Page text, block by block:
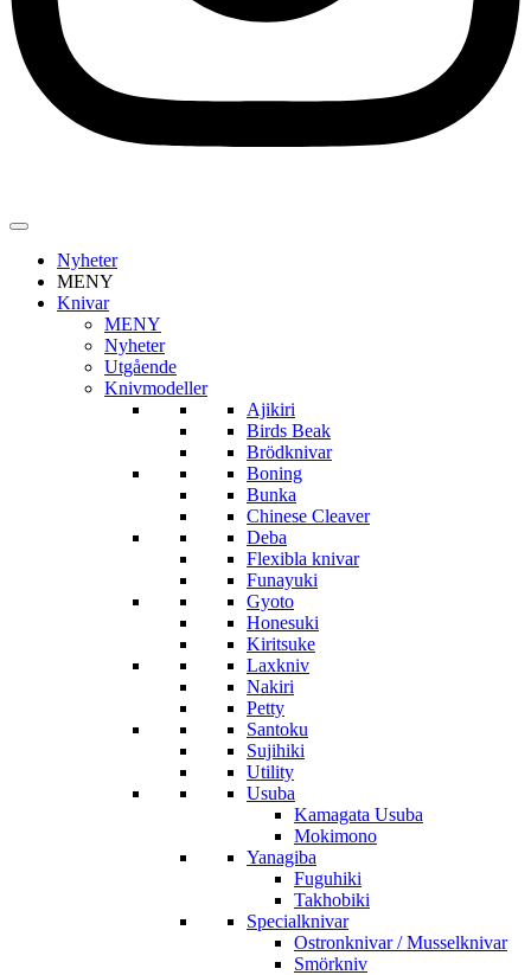
Nyheter
MENY
Knivar
MENY
Nyheter
Utgående
Knivmodeller
Ajikiri
Birds Beak
Brödknivar
Boning
Bunka
Chinese Cleaver
Deba
Flexibla knivar
Funayuki
Gyoto
Honesuki
Kiritsuke
Laxkniv
Nakiri
Petty
Santoku
Sujihiki
Utility
Usuba
Kamagata Usuba
Mokimono
Yanagiba
Fuguhiki
Takhobiki
Specialknivar
Ostronknivar / Musselknivar
Smörkniv